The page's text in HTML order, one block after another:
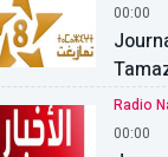
00:00
Radio
00:00